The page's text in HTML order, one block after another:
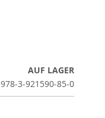
AUF LAGER
978-3-921590-85-0